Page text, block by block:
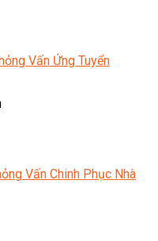
Vấn Ứng Tuyển
Vấn Chinh Phục Nhà